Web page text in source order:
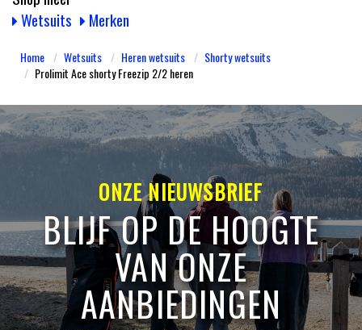
Wetsuits
Merken
Home Wetsuits Heren wetsuits
Shorty wetsuits
Prolimit Ace shorty Freezip 2/2 heren
ONZE NIEUWSBRIEF
BLIJF OP DE HOOGTE
VAN ONZE
AANBIEDINGEN